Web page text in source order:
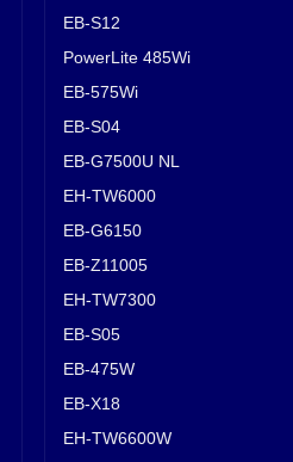
EB-S12
PowerLite 485Wi
EB-575Wi
EB-S04
EB-G7500U NL
EH-TW6000
EB-G6150
EB-Z11005
EH-TW7300
EB-S05
EB-475W
EB-X18
EH-TW6600W